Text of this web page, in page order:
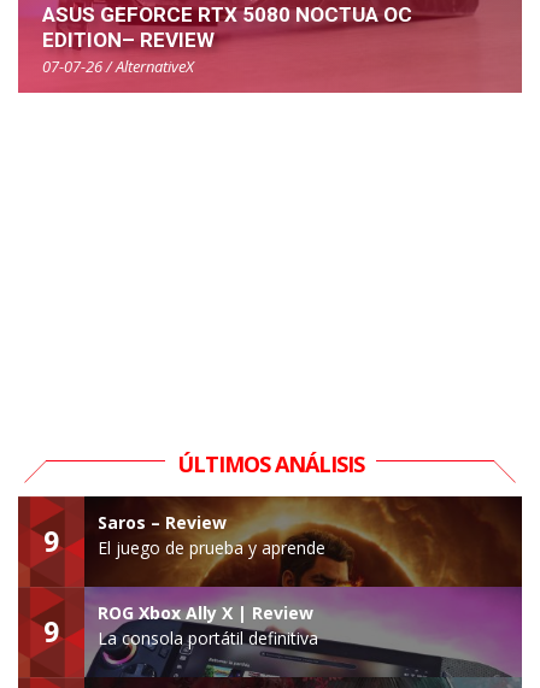
ASUS GEFORCE RTX 5080 NOCTUA OC
EDITION– REVIEW
07-07-26 / AlternativeX
ÚLTIMOS ANÁLISIS
9
Saros – Review
El juego de prueba y aprende
9
ROG Xbox Ally X | Review
La consola portátil definitiva